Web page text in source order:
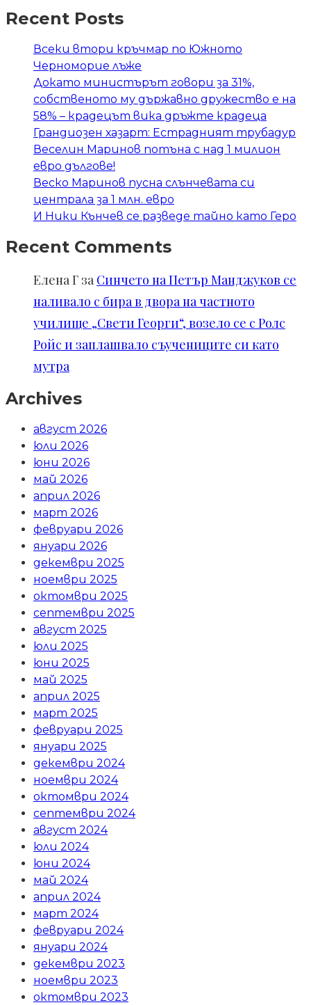
Recent Posts
Всеки втори кръчмар по Южното
Черноморие лъже
Докато министърът говори за 31%,
собственото му държавно дружество е на
58% – крадецът вика дръжте крадеца
Грандиозен хазарт: Естрадният трубадур
Веселин Маринов потъна с над 1 милион
евро дългове!
Веско Маринов пусна слънчевата си
централа за 1 млн. евро
И Ники Кънчев се разведе тайно като Геро
Recent Comments
Елена Г за Синчето на Петър Манджуков се
наливало с бира в двора на частното
училище „Свети Георги“, возело се с Ролс
Ройс и заплашвало съучениците си като
мутра
Archives
август 2026
юли 2026
юни 2026
май 2026
април 2026
март 2026
февруари 2026
януари 2026
декември 2025
ноември 2025
октомври 2025
септември 2025
август 2025
юли 2025
юни 2025
май 2025
април 2025
март 2025
февруари 2025
януари 2025
декември 2024
ноември 2024
октомври 2024
септември 2024
август 2024
юли 2024
юни 2024
май 2024
април 2024
март 2024
февруари 2024
януари 2024
декември 2023
ноември 2023
октомври 2023